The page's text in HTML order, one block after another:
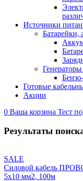
Источники
Батарейки,
Генераторы
Готовые
Акции
0 Ваша корзина Тест
Результаты
SALE
Силовой кабель
5x10 мм2, 100м